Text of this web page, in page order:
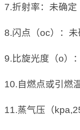
7.折射率：未确定
8.闪点（oc）：未
9.比旋光度（o）
10.自燃点或引燃
11.蒸气压（